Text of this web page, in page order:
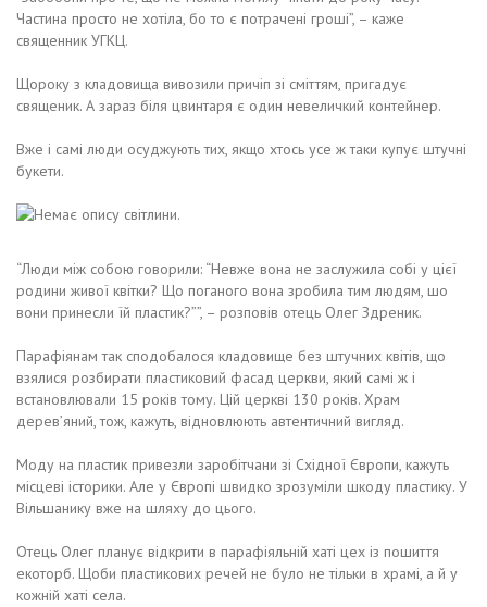
Частина просто не хотіла, бо то є потрачені гроші”, – каже
священник УГКЦ.
Щороку з кладовища вивозили причіп зі сміттям, пригадує
священик. А зараз біля цвинтаря є один невеличкий контейнер.
Вже і самі люди осуджують тих, якщо хтось усе ж таки купує штучні
букети.
“Люди між собою говорили: “Невже вона не заслужила собі у цієї
родини живої квітки? Що поганого вона зробила тим людям, шо
вони принесли їй пластик?””, – розповів отець Олег Здреник.
Парафіянам так сподобалося кладовище без штучних квітів, що
взялися розбирати пластиковий фасад церкви, який самі ж і
встановлювали 15 років тому. Цій церкві 130 років. Храм
дерев’яний, тож, кажуть, відновлюють автентичний вигляд.
Моду на пластик привезли заробітчани зі Східної Європи, кажуть
місцеві історики. Але у Європі швидко зрозуміли шкоду пластику. У
Вільшанику вже на шляху до цього.
Отець Олег планує відкрити в парафіяльній хаті цех із пошиття
екоторб. Щоби пластикових речей не було не тільки в храмі, а й у
кожній хаті села.